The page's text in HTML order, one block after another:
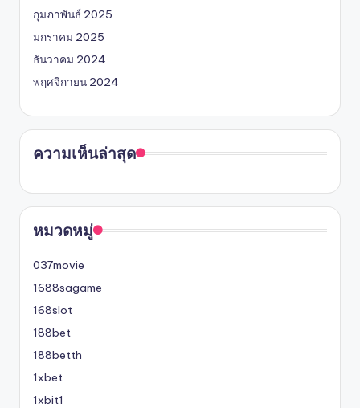
กุมภาพันธ์ 2025
มกราคม 2025
ธันวาคม 2024
พฤศจิกายน 2024
ความเห็นล่าสุด
หมวดหมู่
037movie
1688sagame
168slot
188bet
188betth
1xbet
1xbit1